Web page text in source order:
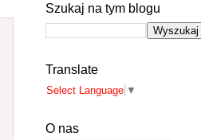
Szukaj na tym blogu
Translate
Select Language ▼
O nas